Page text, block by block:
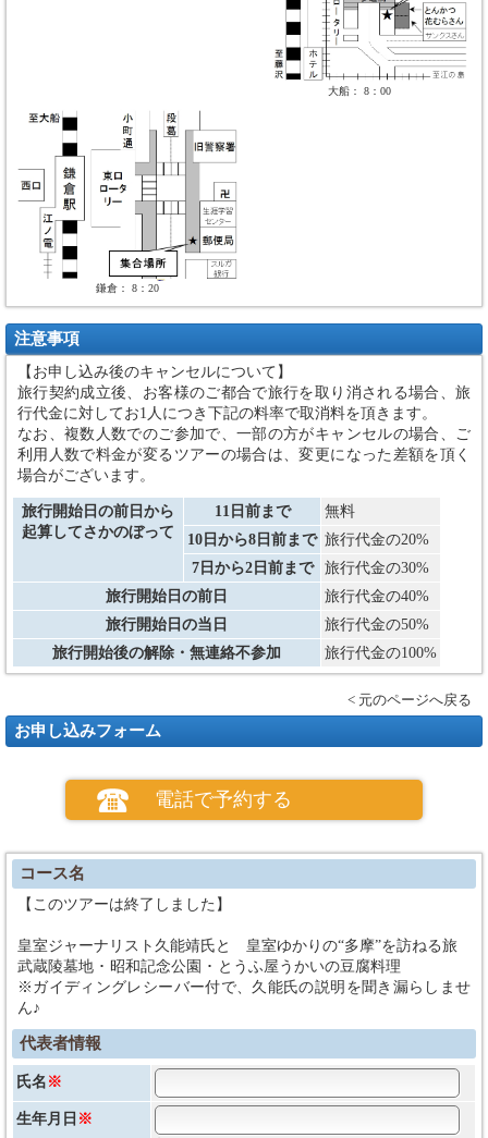
大船： 8：00
鎌倉： 8：20
注意事項
【お申し込み後のキャンセルについて】
旅行契約成立後、お客様のご都合で旅行を取り消される場合、旅
行代金に対してお1人につき下記の料率で取消料を頂きます。
なお、複数人数でのご参加で、一部の方がキャンセルの場合、ご
利用人数で料金が変るツアーの場合は、変更になった差額を頂く
場合がございます。
旅行開始日の前日から
起算してさかのぼって
11日前まで
無料
10日から8日前まで 旅行代金の20%
7日から2日前まで
旅行代金の30%
旅行開始日の前日
旅行代金の40%
旅行開始日の当日
旅行代金の50%
旅行開始後の解除・無連絡不参加
旅行代金の100%
< 元のページへ戻る
お申し込みフォーム
電話で予約する
コース名
【このツアーは終了しました】
皇室ジャーナリスト久能靖氏と 皇室ゆかりの“多摩”を訪ねる旅
武蔵陵墓地 ･ 昭和記念公園 ･ とうふ屋うかいの豆腐料理
※ガイディングレシーバー付で、久能氏の説明を聞き漏らしませ
ん♪
代表者情報
氏名 ※
生年月日 ※